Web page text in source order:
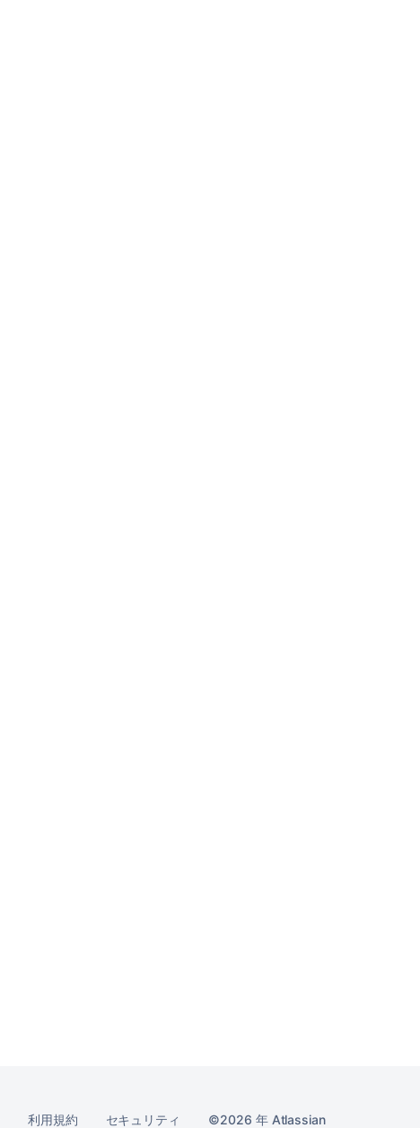
利用規約 セキュリティ 2026 年Atlassian